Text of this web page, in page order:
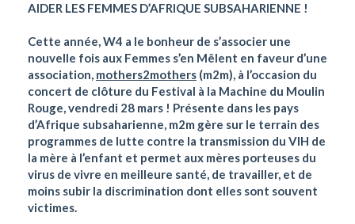
AIDER LES FEMMES D’AFRIQUE SUBSAHARIENNE !
Cette année, W4 a le bonheur de s’associer une
nouvelle fois aux Femmes s’en Mêlent en faveur d’une
association, mothers2mothers (m2m), à l’occasion du
concert de clôture du Festival à la Machine du Moulin
Rouge, vendredi 28 mars ! Présente dans les pays
d’Afrique subsaharienne, m2m gère sur le terrain des
programmes de lutte contre la transmission du VIH de
la mère à l’enfant et permet aux mères porteuses du
virus de vivre en meilleure santé, de travailler, et de
moins subir la discrimination dont elles sont souvent
victimes.